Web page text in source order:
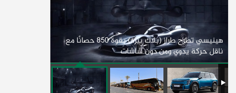
هينيسي تطرح طراز (بلاك بيرد) بقوة 850 حصانًا مع
ناقل حركة يدوي ومن دون شاشات